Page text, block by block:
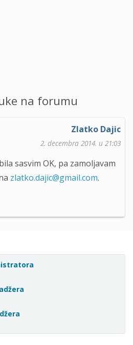
na forumu
Zlatko Dajic
2. decembra 2014. u 21:03
sasvim OK, pa zamoljavam
zlatko.dajic@gmail.com.